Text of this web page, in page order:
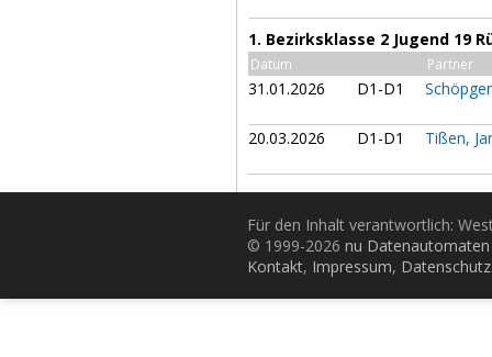
1. Bezirksklasse 2 Jugend 19
Datum Partner
31.01.2026 D1-D1
20.03.2026 D1-D1 Tißen,
Für den Inhalt verantwortlich:
© 1999-2026 nu
Kontakt, Impressum, Datenschutz